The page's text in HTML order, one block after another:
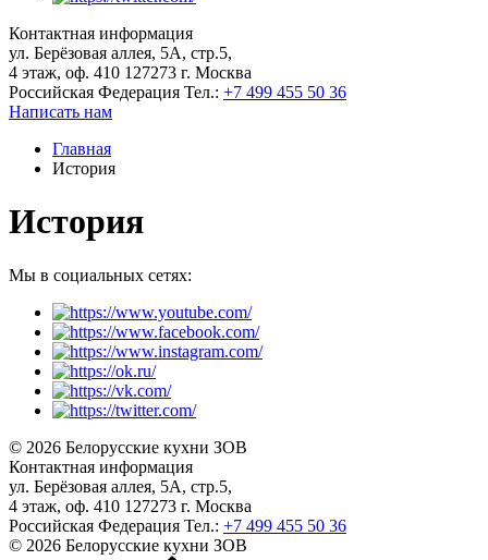
Контактная информация
ул. Берёзовая аллея, 5А, стр.5,
4 этаж, оф. 410 127273 г. Москва
Российская Федерация Тел.: +7 499 455 50 36
Написать нам
Главная
История
История
Мы в социальных сетях:
© 2026 Белорусские кухни ЗОВ
Контактная информация
ул. Берёзовая аллея, 5А, стр.5,
4 этаж, оф. 410 127273 г. Москва
Российская Федерация Тел.: +7 499 455 50 36
© 2026 Белорусские кухни ЗОВ